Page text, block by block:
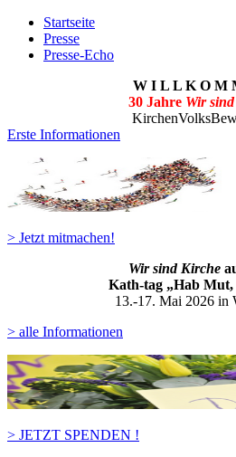
Startseite
Presse
Presse-Echo
W I L L K O M
30 Jahre Wir
Erste Informationen
> Jetzt mitmachen!
Wir sind Kirche
Kath-tag „Hab Mut,
13.-17. Mai 2026 in
> alle Informationen
> JETZT SPENDEN !